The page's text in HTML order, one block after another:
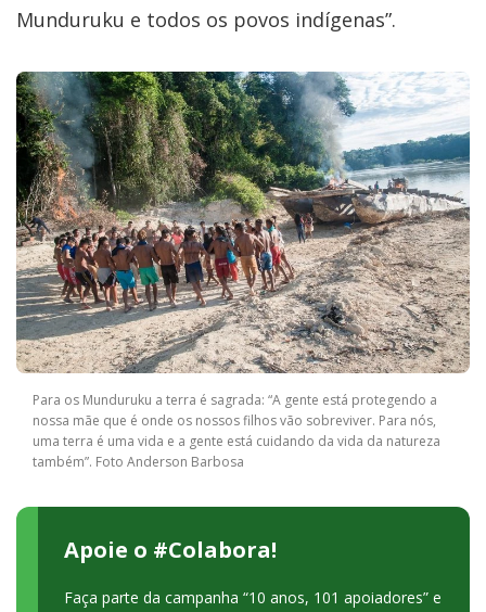
Munduruku e todos os povos indígenas”.
Para os Munduruku a terra é sagrada: “A gente está protegendo a
nossa mãe que é onde os nossos filhos vão sobreviver. Para nós,
uma terra é uma vida e a gente está cuidando da vida da natureza
também”. Foto Anderson Barbosa
Apoie o #Colabora!
Faça parte da campanha “10 anos, 101 apoiadores” e